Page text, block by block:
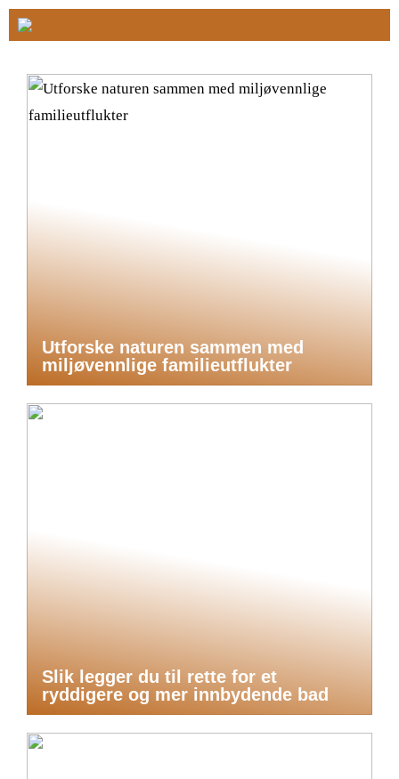
Utforske naturen sammen med
miljøvennlige familieutflukter
Slik legger du til rette for et
ryddigere og mer innbydende bad